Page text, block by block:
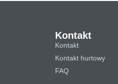
Kontakt
Kontakt
Kontakt hurtowy
FAQ